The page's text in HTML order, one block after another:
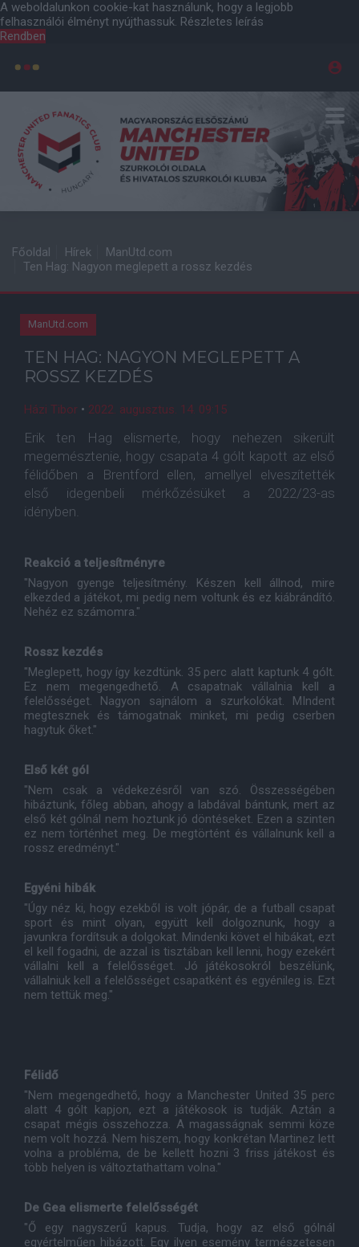
A weboldalunkon cookie-kat használunk, hogy a legjobb
felhasználói élményt nyújthassuk. Részletes leírás
Rendben
Főoldal Hírek
ManUtd.com
Ten Hag: Nagyon meglepett a rossz kezdés
ManUtd.com
TEN HAG: NAGYON MEGLEPETT A
ROSSZ KEZDÉS
Házi Tibor • 2022. augusztus. 14. 09:15
Erik ten Hag elismerte, hogy nehezen sikerült
megemésztenie, hogy csapata 4 gólt kapott az első
félidőben a Brentford ellen, amellyel elveszítették
első idegenbeli mérkőzésüket a 2022/23-as
idényben.
Reakció a teljesítményre
"Nagyon gyenge teljesítmény. Készen kell állnod, mire
elkezded a játékot, mi pedig nem voltunk és ez kiábrándító.
Nehéz ez számomra."
Rossz kezdés
"Meglepett, hogy így kezdtünk. 35 perc alatt kaptunk 4 gólt.
Ez nem megengedhető. A csapatnak vállalnia kell a
felelősséget. Nagyon sajnálom a szurkolókat. MIndent
megtesznek és támogatnak minket, mi pedig cserben
hagytuk őket."
Első két gól
"Nem csak a védekezésről van szó. Összességében
hibáztunk, főleg abban, ahogy a labdával bántunk, mert az
első két gólnál nem hoztunk jó döntéseket. Ezen a szinten
ez nem történhet meg. De megtörtént és vállalnunk kell a
rossz eredményt."
Egyéni hibák
"Úgy néz ki, hogy ezekből is volt jópár, de a futball csapat
sport és mint olyan, együtt kell dolgoznunk, hogy a
javunkra fordítsuk a dolgokat. Mindenki követ el hibákat, ezt
el kell fogadni, de azzal is tisztában kell lenni, hogy ezekért
vállalni kell a felelősséget. Jó játékosokról beszélünk,
vállalniuk kell a felelősséget csapatként és egyénileg is. Ezt
nem tettük meg."
Félidő
"Nem megengedhető, hogy a Manchester United 35 perc
alatt 4 gólt kapjon, ezt a játékosok is tudják. Aztán a
csapat mégis összehozza. A magasságnak semmi köze
nem volt hozzá. Nem hiszem, hogy konkrétan Martinez lett
volna a probléma, de be kellett hozni 3 friss játékost és
több helyen is változtathattam volna."
De Gea elismerte felelősségét
"Ő egy nagyszerű kapus. Tudja, hogy az első gólnál
egyértelműen hibázott. Egy ilyen esemény természetesen